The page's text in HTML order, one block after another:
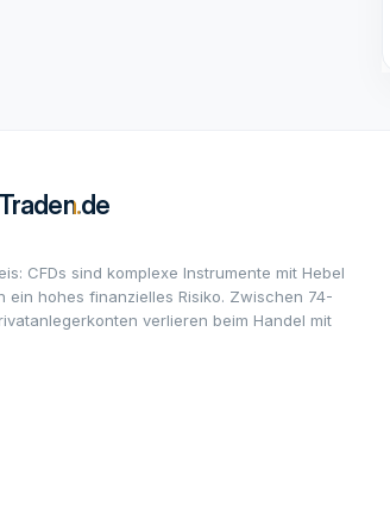
CFDs sind komplexe Instrumente mit Hebel
ein hohes finanzielles Risiko. Zwischen 74-
verlieren beim Handel mit